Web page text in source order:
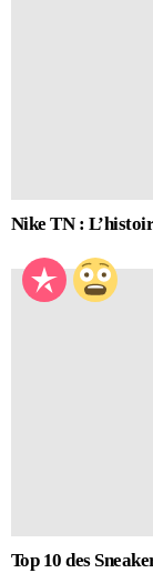
Nike TN :
Top 10 des